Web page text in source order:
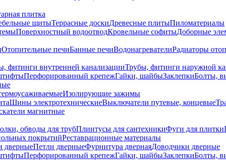
плитка
щитыТеррасные доскиДревесные плитыПиломатериалы
Поверхностный водоотводКровельные софитыДоборные
Отопительные печиБанные печиВодонагревателиРадиаторы
фитинги внутренней канализацииТрубы, фитинги наружной
Перфорированный крепежГайки, шайбыЗаклепкиБолты,
Изолирующие зажимы
Шины электротехническиеВыключатели путевые, концевые
магнитные
обводы для трубПлинтусы для сантехникиФуги для плитки
покрытийРеставрационные материалы
дверныеПетли дверныеФурнитура двернаяДоводчики дверные
Перфорированный крепежГайки, шайбыЗаклепкиБолты,